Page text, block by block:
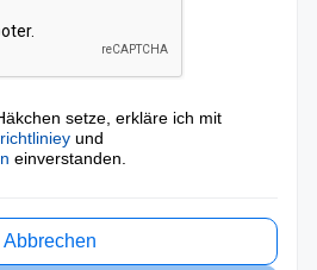
setze, erkläre ich mit
und
einverstanden.
Abbrechen